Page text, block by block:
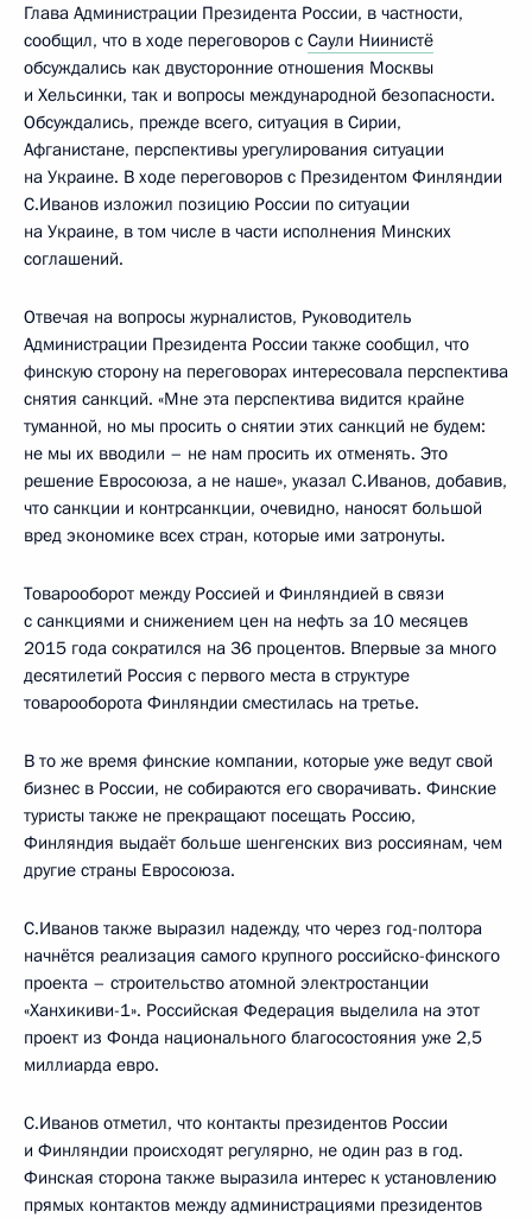
Глава Администрации Президента России, в частности,
сообщил, что в ходе переговоров с Саули Ниинистё
обсуждались как двусторонние отношения Москвы
и Хельсинки, так и вопросы международной безопасности.
Обсуждались, прежде всего, ситуация в Сирии,
Афганистане, перспективы урегулирования ситуации
на Украине. В ходе переговоров с Президентом Финляндии
С.Иванов изложил позицию России по ситуации
на Украине, в том числе в части исполнения Минских
соглашений.
Отвечая на вопросы журналистов, Руководитель
Администрации Президента России также сообщил, что
финскую сторону на переговорах интересовала перспектива
снятия санкций. «Мне эта перспектива видится крайне
туманной, но мы просить о снятии этих санкций не будем:
не мы их вводили – не нам просить их отменять. Это
решение Евросоюза, а не наше», указал С.Иванов, добавив,
что санкции и контрсанкции, очевидно, наносят большой
вред экономике всех стран, которые ими затронуты.
Товарооборот между Россией и Финляндией в связи
с санкциями и снижением цен на нефть за 10 месяцев
2015 года сократился на 36 процентов. Впервые за много
десятилетий Россия с первого места в структуре
товарооборота Финляндии сместилась на третье.
В то же время финские компании, которые уже ведут свой
бизнес в России, не собираются его сворачивать. Финские
туристы также не прекращают посещать Россию,
Финляндия выдаёт больше шенгенских виз россиянам, чем
другие страны Евросоюза.
С.Иванов также выразил надежду, что через год-полтора
начнётся реализация самого крупного российско-финского
проекта – строительство атомной электростанции
«Ханхикиви-1». Российская Федерация выделила на этот
проект из Фонда национального благосостояния уже 2,5
миллиарда евро.
С.Иванов отметил, что контакты президентов России
и Финляндии происходят регулярно, не один раз в год.
Финская сторона также выразила интерес к установлению
прямых контактов между администрациями президентов